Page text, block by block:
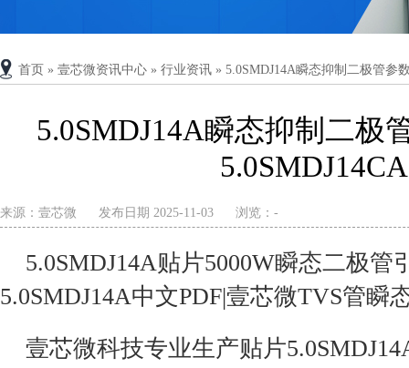
首页 » 壹芯微资讯中心 » 行业资讯 » 5.0SMDJ14A瞬态抑制二极管参
5.0SMDJ14A瞬态抑制二极
来源： 壹芯微 发布日期 2025-11-03 浏览： -
5.0SMDJ14A贴片5000W瞬态二极管
5.0SMDJ14A中文PDF|壹芯微TVS管瞬
壹芯微科技专业生产贴片